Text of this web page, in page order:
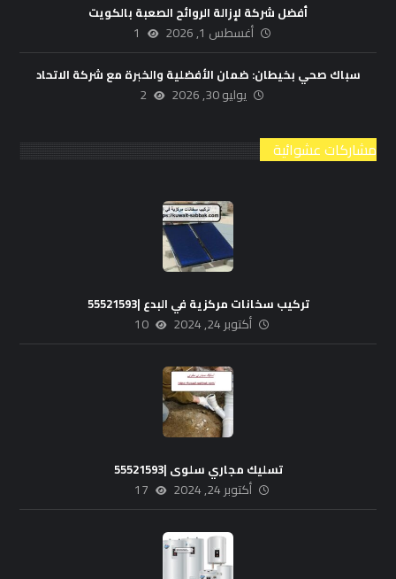
أفضل شركة لإزالة الروائح الصعبة بالكويت
أغسطس 1, 2026 1
سباك صحي بخيطان: ضمان الأفضلية والخبرة مع شركة الاتحاد
يوليو 30, 2026 2
مشاركات عشوائية
تركيب سخانات مركزية في البدع |55521593
أكتوبر 24, 2024 10
تسليك مجاري سلوى |55521593
أكتوبر 24, 2024 17